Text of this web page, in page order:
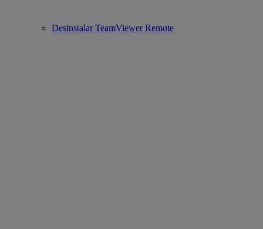
Desinstalar TeamViewer Remote